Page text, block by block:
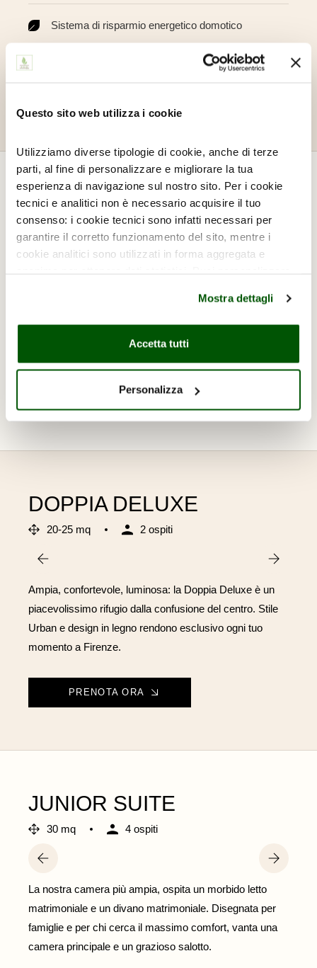
Questo sito web utilizza i cookie
Utilizziamo diverse tipologie di cookie, anche di terze
parti, al fine di personalizzare e migliorare la tua
esperienza di navigazione sul nostro sito. Per i cookie
tecnici e analitici non è necessario acquisire il tuo
consenso: i cookie tecnici sono infatti necessari per
garantire il corretto funzionamento del sito, mentre i
cookie analitici sono utilizzati in forma aggregata e
continuare la navigazione con l'uso dei soli cookie tecnici
chiudendo questo messaggio con la X in alto a
Per maggiori informazioni puoi consultare
Mostra dettagli
Accetta tutti
Personalizza
Sistema di risparmio energetico domotico
Condizionamento a ricircolo per il riutilizzo
DOPPIA CLASSIC
interno assicura il silenzio e la privacy che cerchi in
PRENOTA ORA
DOPPIA DELUXE
20-25 mq 2 ospiti
Ampia, confortevole, luminosa: la Doppia Deluxe è un
piacevolissimo rifugio dalla confusione del centro. Stile
Urban e design in legno rendono esclusivo ogni tuo
momento a Firenze.
PRENOTA ORA
JUNIOR SUITE
30 mq 4 ospiti
La nostra camera più ampia, ospita un morbido letto
matrimoniale e un divano matrimoniale. Disegnata per
famiglie e per chi cerca il massimo comfort, vanta una
camera principale e un grazioso salotto.